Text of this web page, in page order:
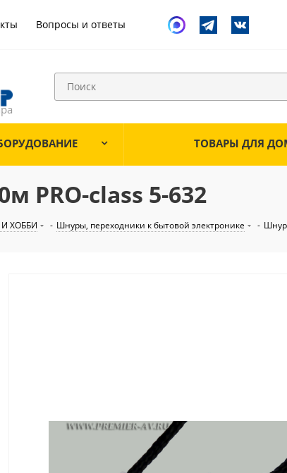
Вопросы и ответы
ТОВАРЫ ДЛЯ
PRO-class 5-632
ХОББИ - Шнуры, переходники к бытовой электронике -